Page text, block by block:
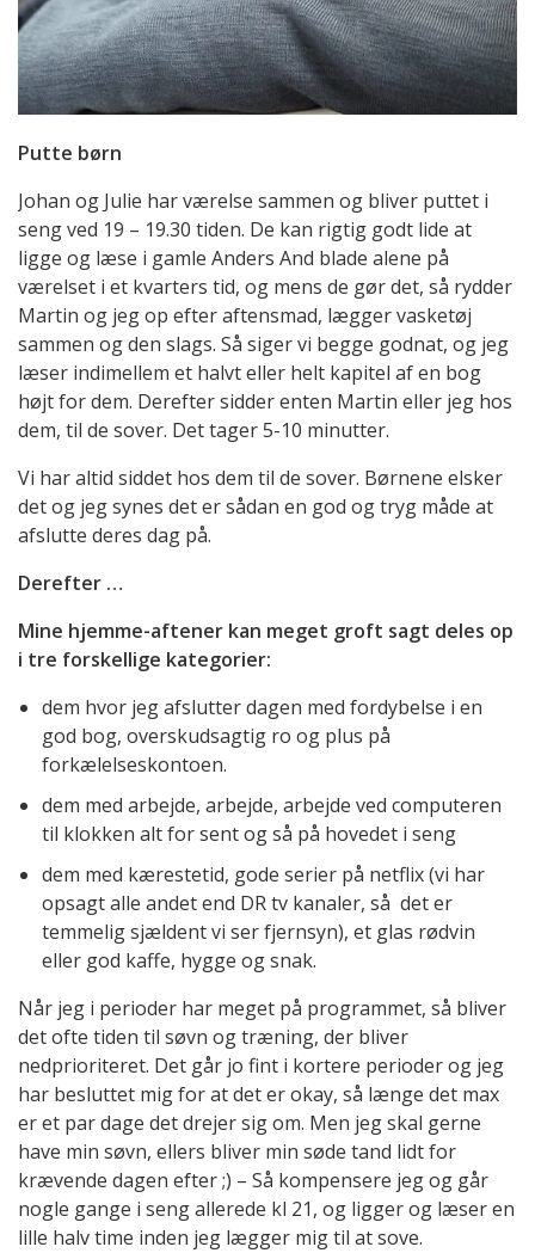
Putte børn
Johan og Julie har værelse sammen og bliver puttet i
seng ved 19 – 19.30 tiden. De kan rigtig godt lide at
ligge og læse i gamle Anders And blade alene på
værelset i et kvarters tid, og mens de gør det, så rydder
Martin og jeg op efter aftensmad, lægger vasketøj
sammen og den slags. Så siger vi begge godnat, og jeg
læser indimellem et halvt eller helt kapitel af en bog
højt for dem. Derefter sidder enten Martin eller jeg hos
dem, til de sover. Det tager 5-10 minutter.
Vi har altid siddet hos dem til de sover. Børnene elsker
det og jeg synes det er sådan en god og tryg måde at
afslutte deres dag på.
Derefter …
Mine hjemme-aftener kan meget groft sagt deles op
i tre forskellige kategorier:
dem hvor jeg afslutter dagen med fordybelse i en
god bog, overskudsagtig ro og plus på
forkælelseskontoen.
dem med arbejde, arbejde, arbejde ved computeren
til klokken alt for sent og så på hovedet i seng
dem med kærestetid, gode serier på netflix (vi har
opsagt alle andet end DR tv kanaler, så det er
temmelig sjældent vi ser fjernsyn), et glas rødvin
eller god kaffe, hygge og snak.
Når jeg i perioder har meget på programmet, så bliver
det ofte tiden til søvn og træning, der bliver
nedprioriteret. Det går jo fint i kortere perioder og jeg
har besluttet mig for at det er okay, så længe det max
er et par dage det drejer sig om. Men jeg skal gerne
have min søvn, ellers bliver min søde tand lidt for
krævende dagen efter ;) – Så kompensere jeg og går
nogle gange i seng allerede kl 21, og ligger og læser en
lille halv time inden jeg lægger mig til at sove.